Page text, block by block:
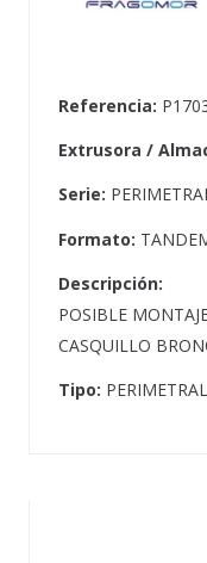
Referencia:
Extrusora /
Serie:
Formato:
Descripción:
POSIBLE
CASQUILLO
Tipo: PERIMETRAL